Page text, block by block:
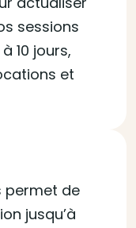
sessions
10 jours,
et
permet de
jusqu’à